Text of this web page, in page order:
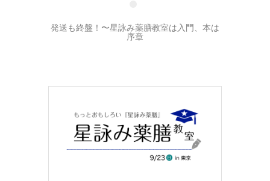
発送も終盤！〜星詠み薬膳教室は入門、本は
序章